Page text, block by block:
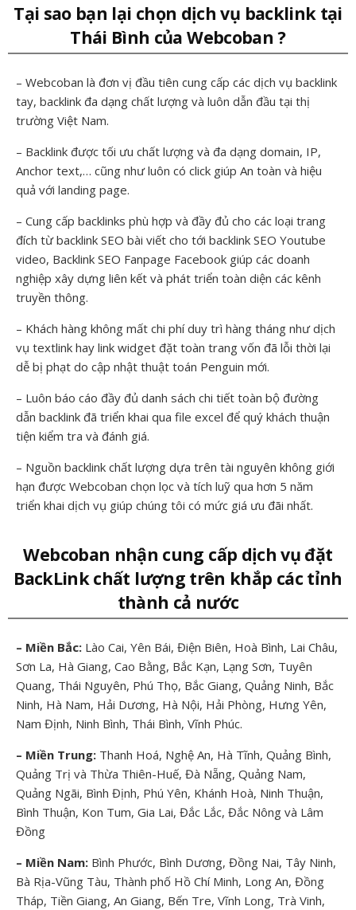
Tại sao bạn lại chọn dịch vụ backlink tại
Thái Bình của Webcoban ?
– Webcoban là đơn vị đầu tiên cung cấp các dịch vụ backlink
tay, backlink đa dạng chất lượng và luôn dẫn đầu tại thị
trường Việt Nam.
– Backlink được tối ưu chất lượng và đa dạng domain, IP,
Anchor text,… cũng như luôn có click giúp An toàn và hiệu
quả với landing page.
– Cung cấp backlinks phù hợp và đầy đủ cho các loại trang
đích từ backlink SEO bài viết cho tới backlink SEO Youtube
video, Backlink SEO Fanpage Facebook giúp các doanh
nghiệp xây dựng liên kết và phát triển toàn diện các kênh
truyền thông.
– Khách hàng không mất chi phí duy trì hàng tháng như dịch
vụ textlink hay link widget đặt toàn trang vốn đã lỗi thời lại
dễ bị phạt do cập nhật thuật toán Penguin mới.
– Luôn báo cáo đầy đủ danh sách chi tiết toàn bộ đường
dẫn backlink đã triển khai qua file excel để quý khách thuận
tiện kiểm tra và đánh giá.
– Nguồn backlink chất lượng dựa trên tài nguyên không giới
hạn được Webcoban chọn lọc và tích luỹ qua hơn 5 năm
triển khai dịch vụ giúp chúng tôi có mức giá ưu đãi nhất.
Webcoban nhận cung cấp dịch vụ đặt
BackLink chất lượng trên khắp các tỉnh
thành cả nước
– Miền Bắc: Lào Cai, Yên Bái, Điện Biên, Hoà Bình, Lai Châu,
Sơn La, Hà Giang, Cao Bằng, Bắc Kạn, Lạng Sơn, Tuyên
Quang, Thái Nguyên, Phú Thọ, Bắc Giang, Quảng Ninh, Bắc
Ninh, Hà Nam, Hải Dương, Hà Nội, Hải Phòng, Hưng Yên,
Nam Định, Ninh Bình, Thái Bình, Vĩnh Phúc.
– Miền Trung: Thanh Hoá, Nghệ An, Hà Tĩnh, Quảng Bình,
Quảng Trị và Thừa Thiên-Huế, Đà Nẵng, Quảng Nam,
Quảng Ngãi, Bình Định, Phú Yên, Khánh Hoà, Ninh Thuận,
Bình Thuận, Kon Tum, Gia Lai, Đắc Lắc, Đắc Nông và Lâm
Đồng
– Miền Nam: Bình Phước, Bình Dương, Đồng Nai, Tây Ninh,
Bà Rịa-Vũng Tàu, Thành phố Hồ Chí Minh, Long An, Đồng
Tháp, Tiền Giang, An Giang, Bến Tre, Vĩnh Long, Trà Vinh,